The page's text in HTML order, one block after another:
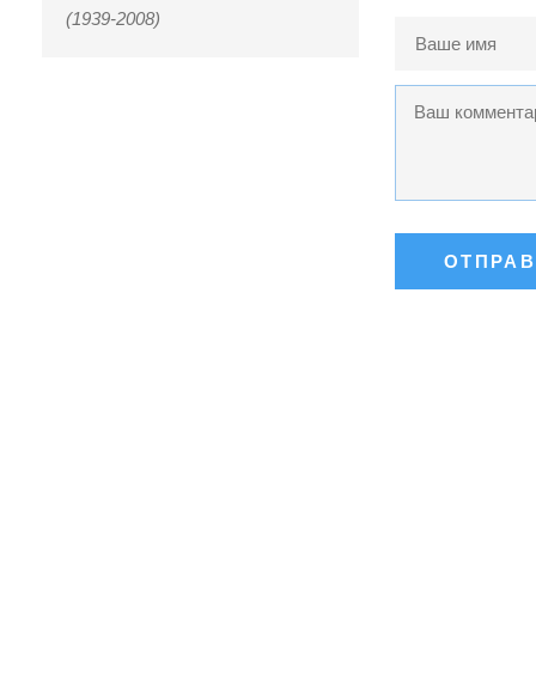
(1939-2008)